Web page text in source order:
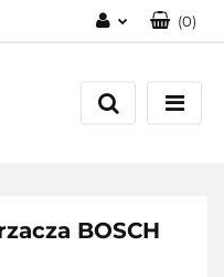
Zarejestruj się
(0)
BOSCH